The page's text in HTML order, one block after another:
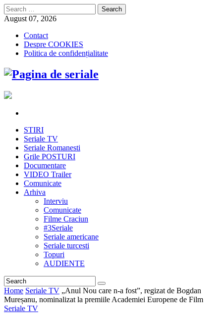
Search
for:
August 07, 2026
Contact
Despre COOKIES
Politica de confidențialitate
STIRI
Seriale TV
Seriale Romanesti
Grile POSTURI
Documentare
VIDEO Trailer
Comunicate
Arhiva
Interviu
Comunicate
Filme Craciun
#3Seriale
Seriale americane
Seriale turcesti
Topuri
AUDIENTE
Home Seriale TV „Anul Nou care n-a fost”, regizat de Bogdan
Mureșanu, nominalizat la premiile Academiei Europene de Film
Seriale TV